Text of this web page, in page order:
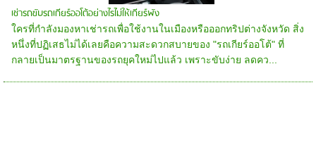
เช่ารถขับรถเกียร์ออโต้อย่างไรไม่ให้เกียร์พัง
ใครที่กำลังมองหาเช่ารถเพื่อใช้งานในเมืองหรือออกทริปต่างจังหวัด สิ่ง
หนึ่งที่ปฏิเสธไม่ได้เลยคือความสะดวกสบายของ "รถเกียร์ออโต้" ที่
กลายเป็นมาตรฐานของรถยุคใหม่ไปแล้ว เพราะขับง่าย ลดคว...